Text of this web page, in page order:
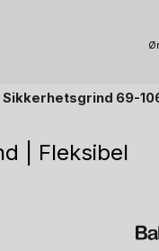
Sikkerhetsgrind 69-
| Fleksibel